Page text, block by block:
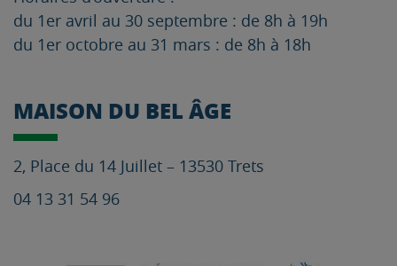
du 1er avril au 30 septembre : de 8h à 19h
du 1er octobre au 31 mars : de 8h à 18h
MAISON DU BEL ÂGE
2, Place du 14 Juillet – 13530 Trets
04 13 31 54 96